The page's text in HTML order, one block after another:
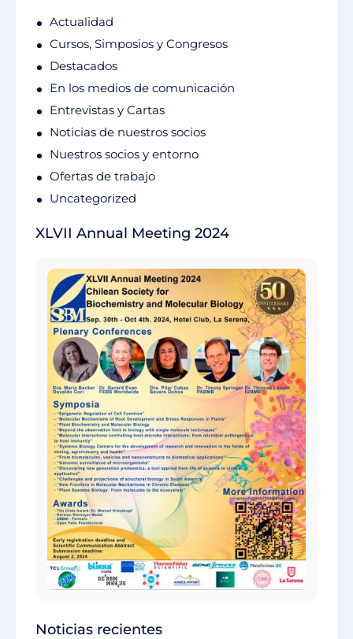
Actualidad
Cursos, Simposios y Congresos
Destacados
En los medios de comunicación
Entrevistas y Cartas
Noticias de nuestros socios
Nuestros socios y entorno
Ofertas de trabajo
Uncategorized
XLVII Annual Meeting 2024
Noticias recientes